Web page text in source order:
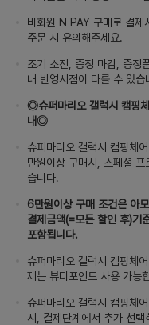
비회원 N PAY 구매로 결제
주문 시 유의해주세요.
조기 소진, 증정 마감, 증정
내 반영시점이 다를 수 있습
◎슈퍼마리오 갤럭시 캠핑
내◎
슈퍼마리오 갤럭시 캠핑체
만원이상 구매시, 스페셜
습니다.
6만원이상 구매 조건은 아
결제금액(=모든 할인 후)기
포함됩니다.
슈퍼마리오 갤럭시 캠핑체
제는 뷰티포인트 사용 가능
슈퍼마리오 갤럭시 캠핑체
시, 결제단계에서 추가 선